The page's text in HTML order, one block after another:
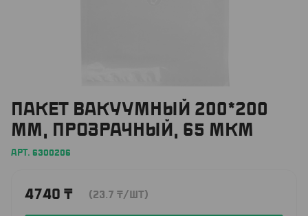
ПАКЕТ ВАКУУМНЫЙ 200*200
ММ, ПРОЗРАЧНЫЙ, 65 МКМ
АРТ. 6300206
4740 ₸ (23.7 ₸/ШТ)